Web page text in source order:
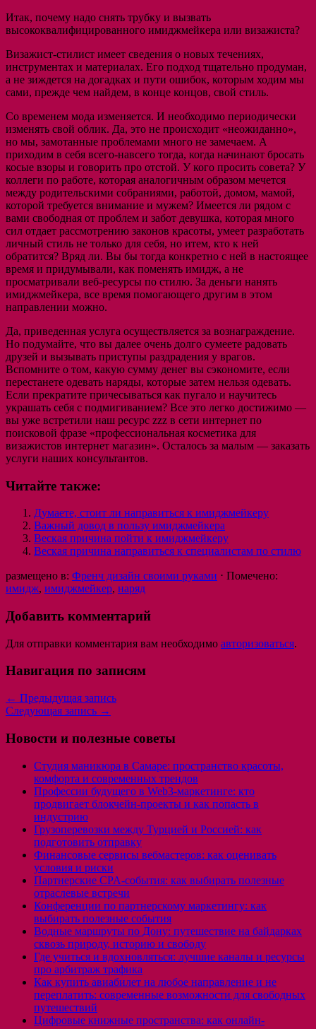
Итак, почему надо снять трубку и вызвать
высококвалифицированного имиджмейкера или визажиста?
Визажист-стилист имеет сведения о новых течениях,
инструментах и материалах. Его подход тщательно продуман,
а не зиждется на догадках и пути ошибок, которым ходим мы
сами, прежде чем найдем, в конце концов, свой стиль.
Со временем мода изменяется. И необходимо периодически
изменять свой облик. Да, это не происходит «неожиданно»,
но мы, замотанные проблемами много не замечаем. А
приходим в себя всего-навсего тогда, когда начинают бросать
косые взоры и говорить про отстой. У кого просить совета? У
коллеги по работе, которая аналогичным образом мечется
между родительскими собраниями, работой, домом, мамой,
которой требуется внимание и мужем? Имеется ли рядом с
вами свободная от проблем и забот девушка, которая много
сил отдает рассмотрению законов красоты, умеет разработать
личный стиль не только для себя, но итем, кто к ней
обратится? Вряд ли. Вы бы тогда конкретно с ней в настоящее
время и придумывали, как поменять имидж, а не
просматривали веб-ресурсы по стилю. За деньги нанять
имиджмейкера, все время помогающего другим в этом
направлении можно.
Да, приведенная услуга осуществляется за вознаграждение.
Но подумайте, что вы далее очень долго сумеете радовать
друзей и вызывать приступы раздрадения у врагов.
Вспомните о том, какую сумму денег вы сэкономите, если
перестанете одевать наряды, которые затем нельзя одевать.
Если прекратите причесываться как пугало и научитесь
украшать себя с подмигиванием? Все это легко достижимо —
вы уже встретили наш ресурс zzz в сети интернет по
поисковой фразе «профессиональная косметика для
визажистов интернет магазин». Осталось за малым — заказать
услуги наших консультантов.
Читайте также:
Думаете, стоит ли направиться к имиджмейкеру
Важный довод в пользу имиджмейкера
Веская причина пойти к имиджмейкеру
Веская причина направиться к специалистам по стилю
размещено в: Френч дизайн своими руками ⋅ Помечено:
имидж, имиджмейкер, наряд
Добавить комментарий
Для отправки комментария вам необходимо авторизоваться.
Навигация по записям
← Предыдущая запись
Следующая запись →
Новости и полезные советы
Студия маникюра в Самаре: пространство красоты,
комфорта и современных трендов
Профессии будущего в Web3-маркетинге: кто
продвигает блокчейн-проекты и как попасть в
индустрию
Грузоперевозки между Турцией и Россией: как
подготовить отправку
Финансовые сервисы вебмастеров: как оценивать
условия и риски
Партнерские CPA-события: как выбирать полезные
отраслевые встречи
Конференции по партнерскому маркетингу: как
выбирать полезные события
Водные маршруты по Дону: путешествие на байдарках
сквозь природу, историю и свободу
Где учиться и вдохновляться: лучшие каналы и ресурсы
про арбитраж трафика
Как купить авиабилет на любое направление и не
переплатить: современные возможности для свободных
путешествий
Цифровые книжные пространства: как онлайн-